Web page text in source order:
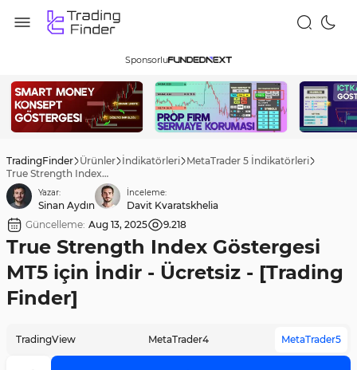
Sponsorlu
TradingFinder Ürünler İndikatörleri MetaTrader 5 İndikatörleri
True Strength Index Göstergesi MT5 için İndir - Ücretsiz - [Trading Finder]
Yazar:
Sinan Aydın
İnceleme:
Davit Kvaratskhelia
Güncelleme: Aug 13, 2025 9.218
True Strength Index Göstergesi
MT5 için İndir - Ücretsiz - [Trading
Finder]
TradingView MetaTrader4 MetaTrader5